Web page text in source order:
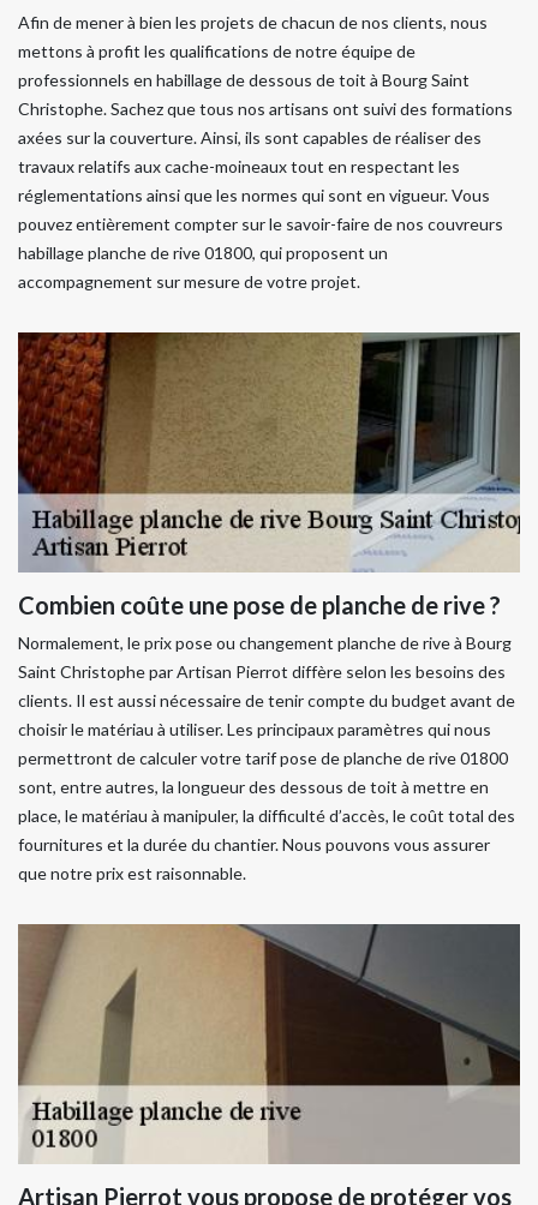
Afin de mener à bien les projets de chacun de nos clients, nous
mettons à profit les qualifications de notre équipe de
professionnels en habillage de dessous de toit à Bourg Saint
Christophe. Sachez que tous nos artisans ont suivi des formations
axées sur la couverture. Ainsi, ils sont capables de réaliser des
travaux relatifs aux cache-moineaux tout en respectant les
réglementations ainsi que les normes qui sont en vigueur. Vous
pouvez entièrement compter sur le savoir-faire de nos couvreurs
habillage planche de rive 01800, qui proposent un
accompagnement sur mesure de votre projet.
Combien coûte une pose de planche de rive ?
Normalement, le prix pose ou changement planche de rive à Bourg
Saint Christophe par Artisan Pierrot diffère selon les besoins des
clients. Il est aussi nécessaire de tenir compte du budget avant de
choisir le matériau à utiliser. Les principaux paramètres qui nous
permettront de calculer votre tarif pose de planche de rive 01800
sont, entre autres, la longueur des dessous de toit à mettre en
place, le matériau à manipuler, la difficulté d’accès, le coût total des
fournitures et la durée du chantier. Nous pouvons vous assurer
que notre prix est raisonnable.
Artisan Pierrot vous propose de protéger vos